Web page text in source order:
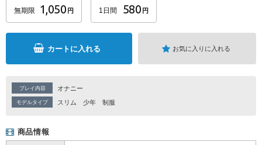
無期限 1,050 円 1日間 580 円
カートに入れる お気に入りに入れる
プレイ内容 オナニー
モデルタイプ スリム 少年 制服
商品情報